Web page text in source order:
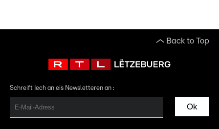
Back to Top
Schreift Iech an eis Newsletteren an :
Ok